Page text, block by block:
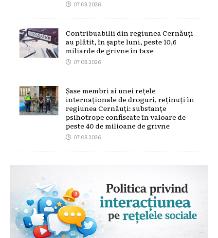
07.08.2026
Contribuabilii din regiunea Cernăuți
au plătit, în șapte luni, peste 10,6
miliarde de grivne în taxe
07.08.2026
Șase membri ai unei rețele
internaționale de droguri, reținuți în
regiunea Cernăuți: substanțe
psihotrope confiscate în valoare de
peste 40 de milioane de grivne
07.08.2026